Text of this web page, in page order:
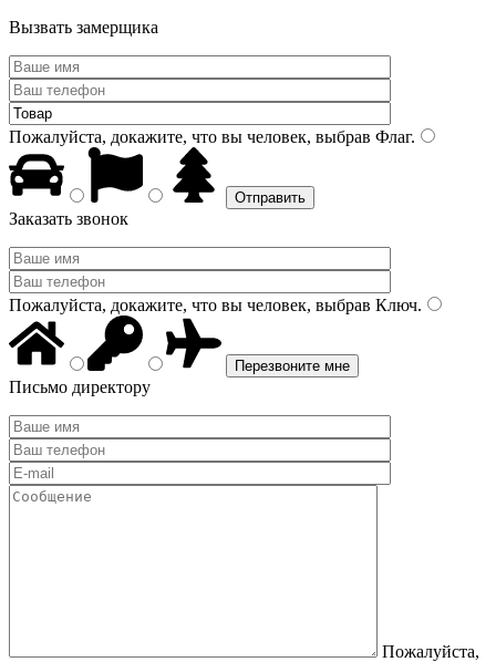
Вызвать замерщика
Пожалуйста, докажите, что вы человек, выбрав Флаг.
Заказать звонок
Пожалуйста, докажите, что вы человек, выбрав Ключ.
Письмо директору
Пожалуйста,